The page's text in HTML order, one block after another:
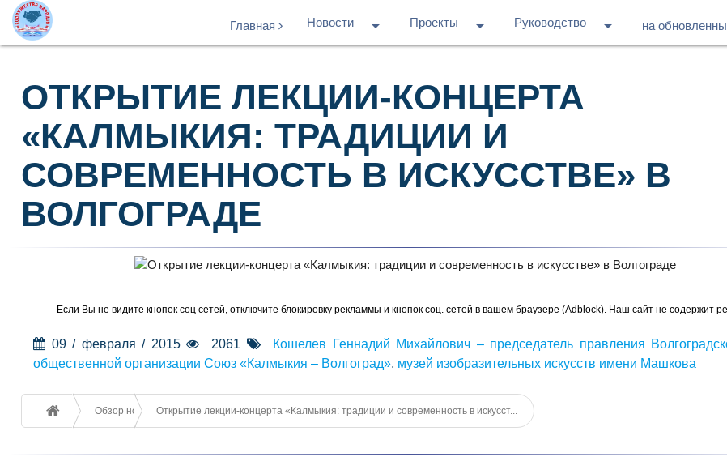
Главная Новости arrow_drop_down Проекты arrow_drop_down Руководство arrow_drop_down на
ОТКРЫТИЕ ЛЕКЦИИ-КОНЦЕРТА
«КАЛМЫКИЯ: ТРАДИЦИИ И
СОВРЕМЕННОСТЬ В ИСКУССТВЕ» В
ВОЛГОГРАДЕ
Если Вы не видите кнопок соц сетей, отключите блокировку рекламмы и кнопок соц. сетей в вашем браузере (Adblock). Наш сайт не содержит
09 / февраля / 2015 2061
Кошелев Геннадий Михайлович – председатель правления
общественной организации Союз «Калмыкия – Волгоград», музей изобразительных искусств имени Машкова
Обзор новостейОткрытие лекции-концерта «Калмыкия: традиции и современность в искусст...